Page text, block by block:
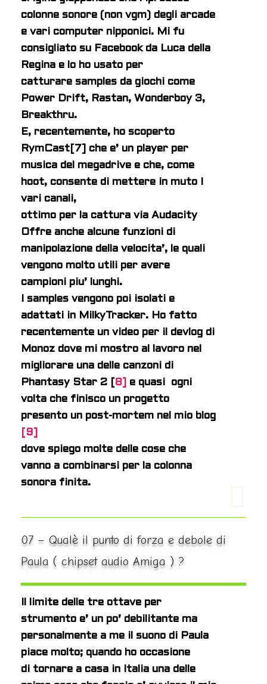
colonne sonore (non vgm) degli arcade
e vari computer nipponici. Mi fu
consigliato su Facebook da Luca della
Regina e lo ho usato per
catturare samples da giochi come
Power Drift, Rastan, Wonderboy 3,
Breakthru.
E, recentemente, ho scoperto
RymCast[7] che e’ un player per
musica del megadrive e che, come
hoot, consente di mettere in muto I
vari canali,
ottimo per la cattura via Audacity
Offre anche alcune funzioni di
manipolazione della velocita’, le quali
vengono molto utili per avere
campioni piu’ lunghi.
I samples vengono poi isolati e
adattati in MilkyTracker. Ho fatto
recentemente un video per il devlog di
Monoz dove mi mostro al lavoro nel
migliorare una delle canzoni di
Phantasy Star 2 [ 8] e quasi ogni
volta che finisco un progetto
presento un post-mortem nel mio blog
[9]
dove spiego molte delle cose che
vanno a combinarsi per l a colonna
sonora finita.
07 – Qualè il punto di forza e debole di
Paula ( chipset audio Amiga ) ?
Il limite delle tre ottave per
strumento e’ un po’ debilitante ma
personalmente a me il suono di Paula
piace molto; quando ho occasione
di tornare a casa in Italia una delle